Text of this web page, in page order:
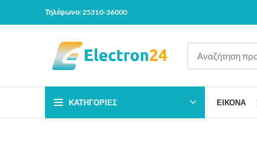
Τηλέφωνο: 25310-36000
ΚΑΤΗΓΟΡΊΕΣ ΕΙΚΟΝΑ